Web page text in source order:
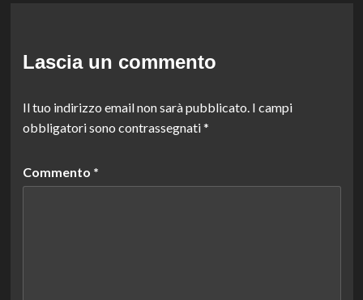
Lascia un commento
Il tuo indirizzo email non sarà pubblicato. I campi
obbligatori sono contrassegnati*
Commento *